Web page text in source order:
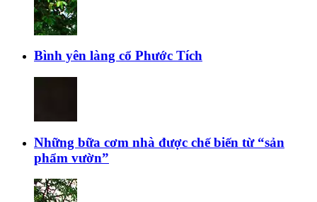
Bình yên làng cổ Phước Tích
Những bữa cơm nhà được chế biến từ “sản
phẩm vườn”